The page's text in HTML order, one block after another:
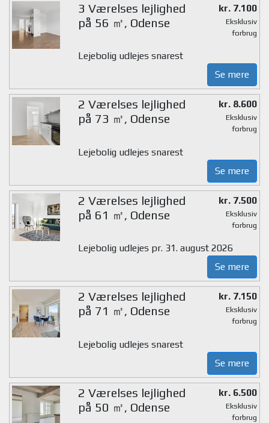
3 Værelses lejlighed
på 56 ㎡, Odense
kr. 7.100
Eksklusiv
forbrug
Lejebolig udlejes snarest
Se mere
2 Værelses lejlighed
på 73 ㎡, Odense
kr. 8.600
Eksklusiv
forbrug
Lejebolig udlejes snarest
Se mere
2 Værelses lejlighed
på 61 ㎡, Odense
kr. 7.500
Eksklusiv
forbrug
Lejebolig udlejes pr. 31. august 2026
Se mere
2 Værelses lejlighed
på 71 ㎡, Odense
kr. 7.150
Eksklusiv
forbrug
Lejebolig udlejes snarest
Se mere
2 Værelses lejlighed
på 50 ㎡, Odense
kr. 6.500
Eksklusiv
forbrug